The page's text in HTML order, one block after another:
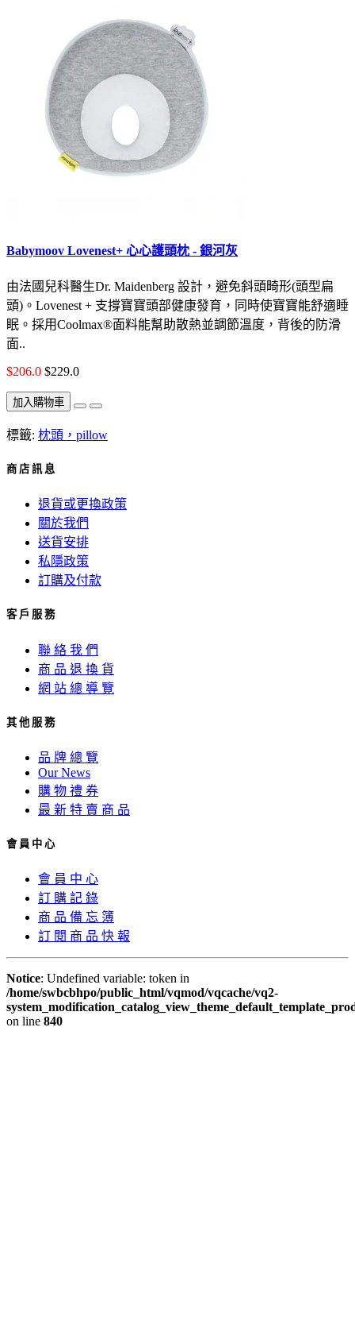
Babymoov Lovenest+ 心心護頭枕 - 銀河灰
由法國兒科醫生Dr. Maidenberg 設計，避免斜頭畸形(頭型扁
頭)。Lovenest + 支撐寶寶頭部健康發育，同時使寶寶能舒適睡
眠。採用Coolmax®面料能幫助散熱並調節溫度，背後的防滑
面..
$206.0 $229.0
加入購物車
標籤: 枕頭，pillow
商 店 訊 息
退貨或更換政策
關於我們
送貨安排
私隱政策
訂購及付款
客 戶 服 務
聯 絡 我 們
商 品 退 換 貨
網 站 總 導 覽
其 他 服 務
品 牌 總 覽
Our News
購 物 禮 券
最 新 特 賣 商 品
會 員 中 心
會 員 中 心
訂 購 記 錄
商 品 備 忘 簿
訂 閱 商 品 快 報
Notice: Undefined variable: token in
/home/swbcbhpo/public_html/vqmod/vqcache/vq2-
on line 840